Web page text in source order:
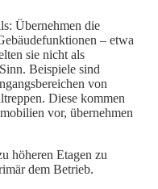
Übernehmen die
– etwa
sie nicht als
Beispiele sind
von
Diese kommen
vor, übernehmen
höheren Etagen zu
dem Betrieb.